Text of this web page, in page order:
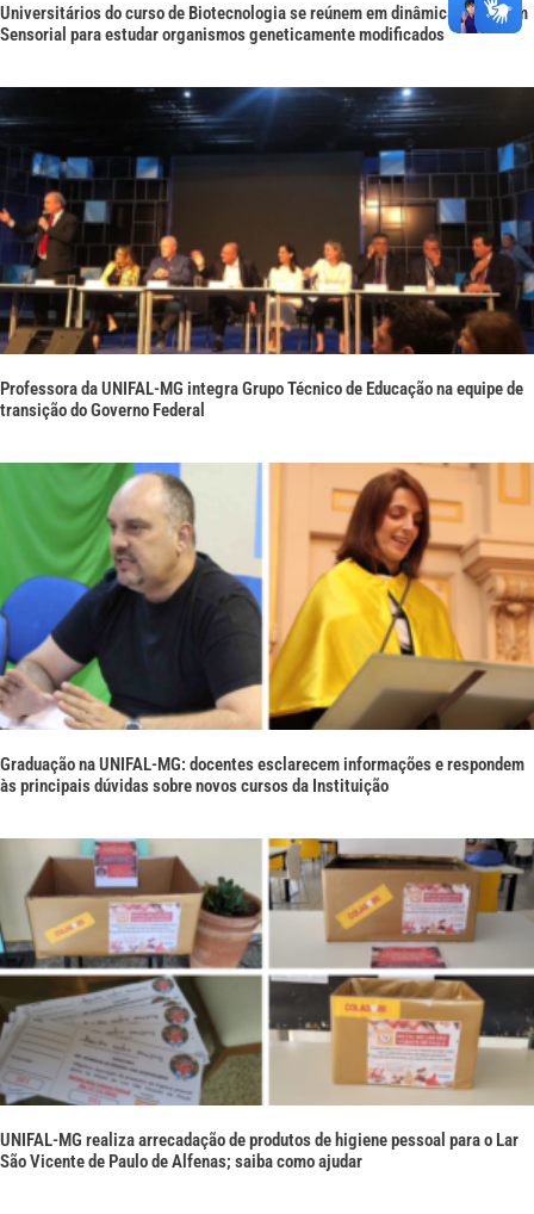
Universitários do curso de Biotecnologia se reúnem em dinâmica no Jardim
Sensorial para estudar organismos geneticamente modificados
Professora da UNIFAL-MG integra Grupo Técnico de Educação na equipe de
transição do Governo Federal
Graduação na UNIFAL-MG: docentes esclarecem informações e respondem
às principais dúvidas sobre novos cursos da Instituição
UNIFAL-MG realiza arrecadação de produtos de higiene pessoal para o Lar
São Vicente de Paulo de Alfenas; saiba como ajudar